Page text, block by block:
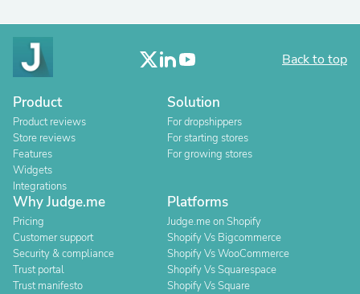
Back to top
Product
Product reviews
Store reviews
Features
Widgets
Integrations
Solution
For dropshippers
For starting stores
For growing stores
Why Judge.me
Pricing
Customer support
Security & compliance
Trust portal
Trust manifesto
Platforms
Judge.me on Shopify
Shopify Vs Bigcommerce
Shopify Vs WooCommerce
Shopify Vs Squarespace
Shopify Vs Square